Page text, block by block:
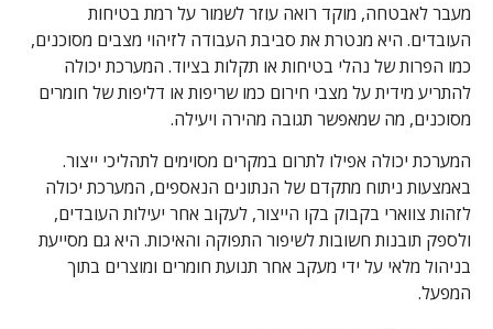
מעבר לאבטחה, מוקד רואה עוזר לשמור על רמת בטיחות
העובדים. היא מנטרת את סביבת העבודה לזיהוי מצבים מסוכנים,
כמו הפרות של נהלי בטיחות או תקלות בציוד. המערכת יכולה
להתריע מידית על מצבי חירום כמו שריפות או דליפות של חומרים
מסוכנים, מה שמאפשר תגובה מהירה ויעילה.
המערכת יכולה אפילו לתרום במקרים מסוימים לתהליכי ייצור.
באמצעות ניתוח מתקדם של הנתונים הנאספים, המערכת יכולה
לזהות צווארי בקבוק בקו הייצור, לעקוב אחר יעילות העובדים,
ולספק תובנות חשובות לשיפור התפוקה והאיכות. היא גם מסייעת
בניהול מלאי על ידי מעקב אחר תנועת חומרים ומוצרים בתוך
המפעל.